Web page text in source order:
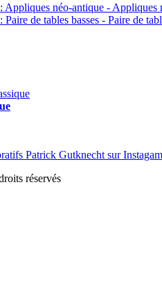
réservés